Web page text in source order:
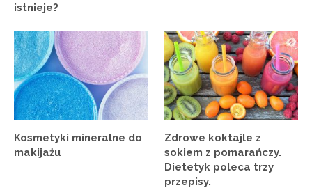
istnieje?
Kosmetyki mineralne do
makijażu
Zdrowe koktajle z
sokiem z pomarańczy.
Dietetyk poleca trzy
przepisy.